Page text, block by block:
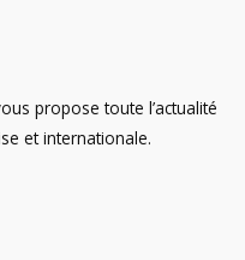
propose toute l’actualité
et internationale.